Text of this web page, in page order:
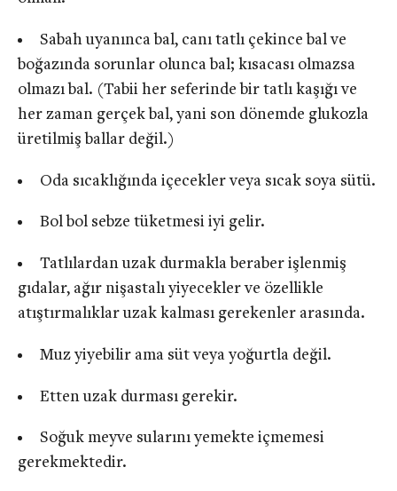
Sabah uyanınca bal, canı tatlı çekince bal ve
boğazında sorunlar olunca bal; kısacası olmazsa
olmazı bal. (Tabii her seferinde bir tatlı kaşığı ve
her zaman gerçek bal, yani son dönemde glukozla
üretilmiş ballar değil.)
Oda sıcaklığında içecekler veya sıcak soya sütü.
Bol bol sebze tüketmesi iyi gelir.
Tatlılardan uzak durmakla beraber işlenmiş
gıdalar, ağır nişastalı yiyecekler ve özellikle
atıştırmalıklar uzak kalması gerekenler arasında.
Muz yiyebilir ama süt veya yoğurtla değil.
Etten uzak durması gerekir.
Soğuk meyve sularını yemekte içmemesi
gerekmektedir.